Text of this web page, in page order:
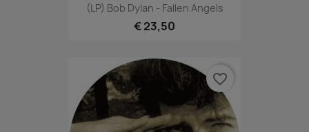
(LP) Bob Dylan - Fallen Angels
€ 23,50
favorite_border